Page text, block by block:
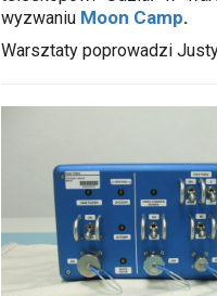
wyzwaniu Moon Camp.
Warsztaty poprowadzi